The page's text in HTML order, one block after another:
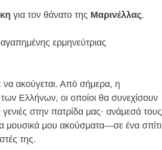
για τον θάνατο της Μαρινέλλας.
ερμηνεύτριας
ακούγεται. Από σήμερα, η
Ελλήνων, οι οποίοι θα συνεχίσουν
στην πατρίδα μας· ανάμεσά τους
μουσικά μου ακούσματα—σε ένα σπίτι
της.